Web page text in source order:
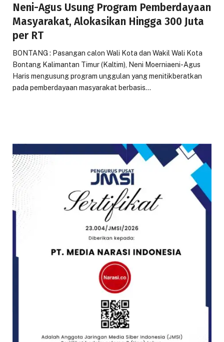
Neni-Agus Usung Program Pemberdayaan
Masyarakat, Alokasikan Hingga 300 Juta
per RT
BONTANG : Pasangan calon Wali Kota dan Wakil Wali Kota
Bontang Kalimantan Timur (Kaltim), Neni Moerniaeni-Agus
Haris mengusung program unggulan yang menitikberatkan
pada pemberdayaan masyarakat berbasis…